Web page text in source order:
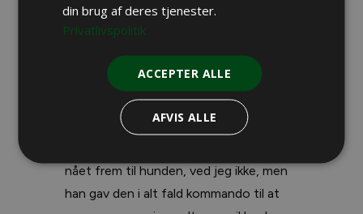
splintret forkastning med rå klippekant
og et dusinmeter dybt fald. Dernede
havde hunden stand. Som var den
mejslet ud i den bjergart, vi begge stod
nået frem til hunden, ved jeg ikke, men
han gav den i alt fald kommando til at
din brug af deres tjenester.
Privatlivspolitik
ACCEPTER ALLE
AFVIS ALLE